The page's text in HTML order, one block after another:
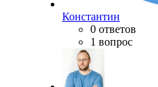
Константин
0 ответов
1 вопрос